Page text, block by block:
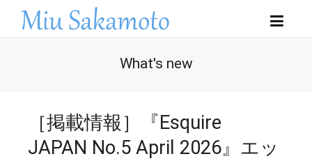
What's new
［掲載情報］『Esquire
JAPAN No.5 April 2026』エッ